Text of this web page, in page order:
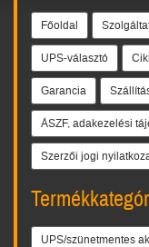
Főoldal
UPS-választó
Garancia
ÁSZF, adakezelési
Szerzői jogi
UPS/szünetmentes